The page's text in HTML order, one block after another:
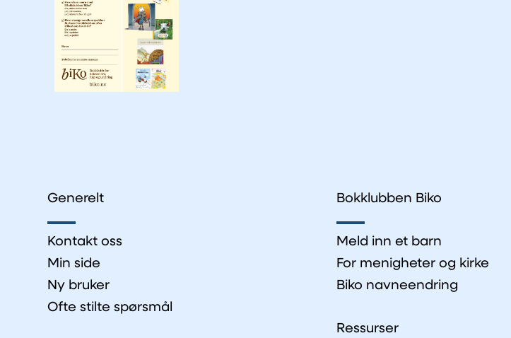
Generelt
Kontakt oss
Min side
Ny bruker
Ofte stilte spørsmål
Bokklubben Biko
Meld inn et barn
For menigheter og kirke
Biko navneendring
Ressurser